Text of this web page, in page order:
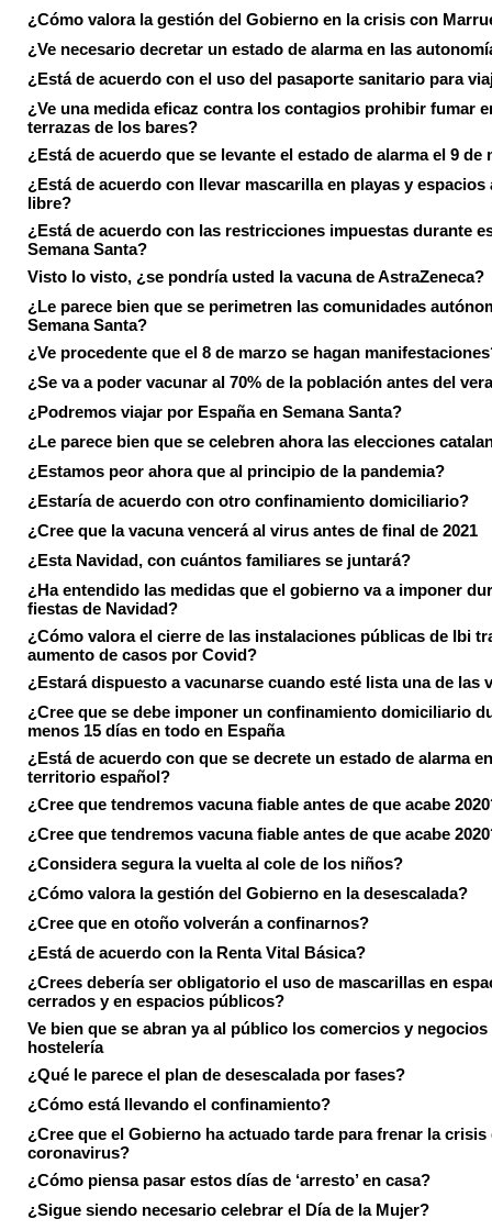
¿Cómo valora la gestión del Gobierno en la crisis con
¿Ve necesario decretar un estado de alarma en las
¿Está de acuerdo con el uso del pasaporte sanitario para
¿Ve una medida eficaz contra los contagios prohibir fumar
terrazas de los bares?
¿Está de acuerdo que se levante el estado de alarma el 9 de
¿Está de acuerdo con llevar mascarilla en playas y espacios
libre?
¿Está de acuerdo con las restricciones impuestas durante
Semana Santa?
Visto lo visto, ¿se pondría usted la vacuna de AstraZeneca?
¿Le parece bien que se perimetren las comunidades
Semana Santa?
¿Ve procedente que el 8 de marzo se hagan
¿Se va a poder vacunar al 70% de la población antes del
¿Podremos viajar por España en Semana Santa?
¿Le parece bien que se celebren ahora las elecciones
¿Estamos peor ahora que al principio de la pandemia?
¿Estaría de acuerdo con otro confinamiento domiciliario?
¿Cree que la vacuna vencerá al virus antes de final de 2021
¿Esta Navidad, con cuántos familiares se juntará?
¿Ha entendido las medidas que el gobierno va a imponer
fiestas de Navidad?
¿Cómo valora el cierre de las instalaciones públicas de Ibi
aumento de casos por Covid?
¿Estará dispuesto a vacunarse cuando esté lista una de las
¿Cree que se debe imponer un confinamiento domiciliario
menos 15 días en todo en España
¿Está de acuerdo con que se decrete un estado de alarma
territorio español?
¿Cree que tendremos vacuna fiable antes de que acabe
¿Cree que tendremos vacuna fiable antes de que acabe
¿Considera segura la vuelta al cole de los niños?
¿Cómo valora la gestión del Gobierno en la desescalada?
¿Cree que en otoño volverán a confinarnos?
¿Está de acuerdo con la Renta Vital Básica?
¿Crees debería ser obligatorio el uso de mascarillas en
cerrados y en espacios públicos?
Ve bien que se abran ya al público los comercios y negocios
hostelería
¿Qué le parece el plan de desescalada por fases?
¿Cómo está llevando el confinamiento?
¿Cree que el Gobierno ha actuado tarde para frenar la crisis
coronavirus?
¿Cómo piensa pasar estos días de ‘arresto’ en casa?
¿Sigue siendo necesario celebrar el Día de la Mujer?